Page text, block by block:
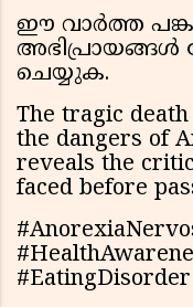
ഈ വാർത്ത
ചെയ്യുക.
The tragic
the dangers of
reveals the
faced before